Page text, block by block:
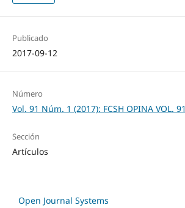
Publicado
2017-09-12
Número
Vol. 91 Núm. 1 (2017): FCSH OPINA VOL. 91
Sección
Artículos
Open Journal Systems